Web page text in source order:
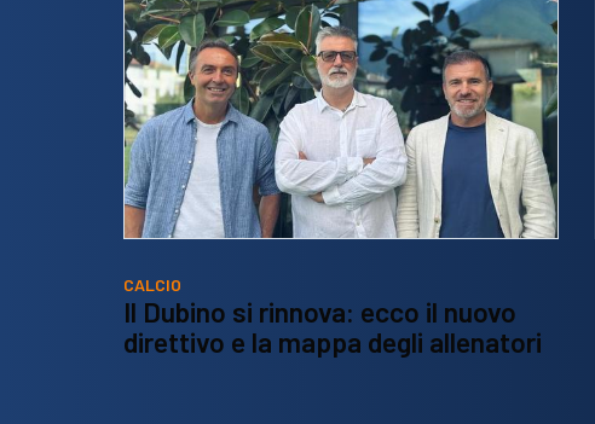
CALCIO
Il Dubino si rinnova: ecco il nuovo
direttivo e la mappa degli allenatori